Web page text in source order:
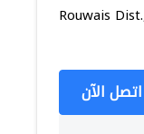
Rouwais
اتصل الآن